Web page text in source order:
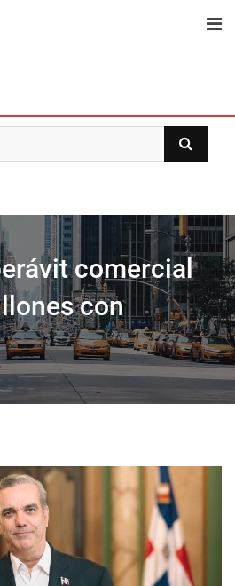
comercial
con